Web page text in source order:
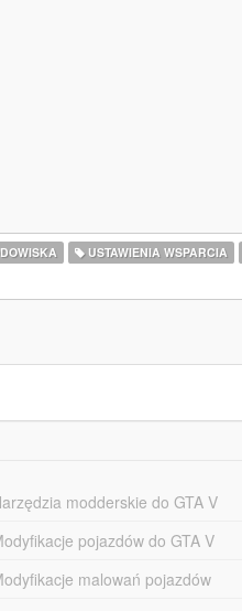
USTAWIENIA WSPARCIA
modderskie do GTA V
pojazdów do GTA V
malowań pojazdów